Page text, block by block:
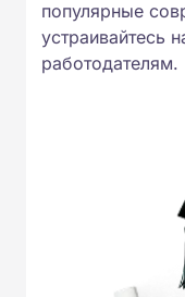
России от
всей
популярные
устраивайтесь
работодателям.